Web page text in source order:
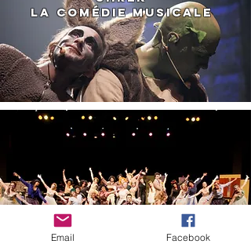
la comédie musicale
Email Facebook